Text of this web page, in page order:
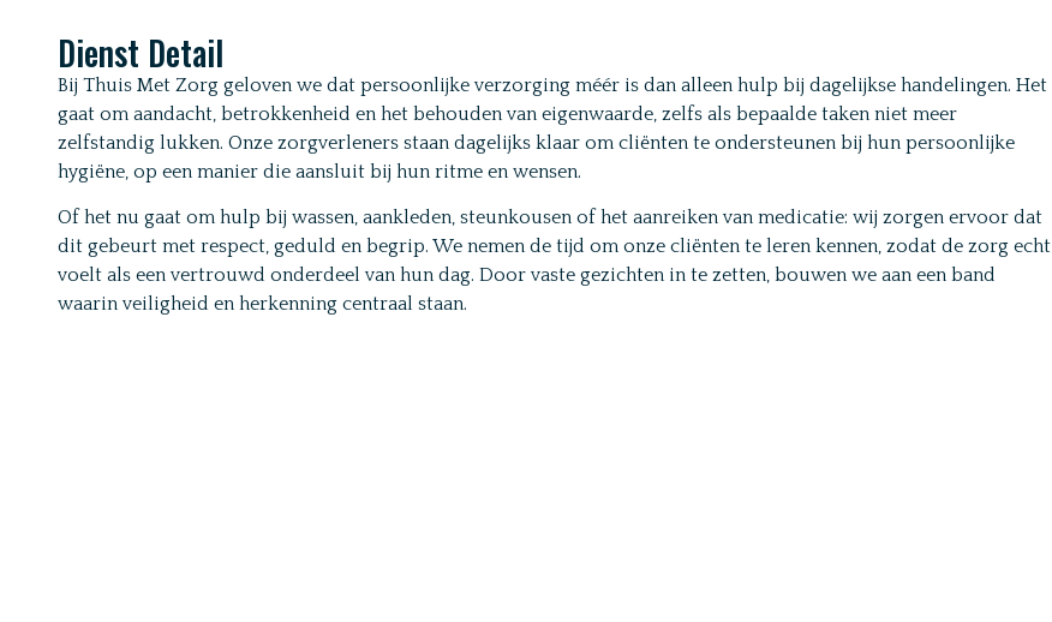
Dienst Detail
Bij Thuis Met Zorg geloven we dat persoonlijke verzorging méér is dan alleen hulp bij dagelijkse handelingen. Het
gaat om aandacht, betrokkenheid en het behouden van eigenwaarde, zelfs als bepaalde taken niet meer
zelfstandig lukken. Onze zorgverleners staan dagelijks klaar om cliënten te ondersteunen bij hun persoonlijke
hygiëne, op een manier die aansluit bij hun ritme en wensen.
Of het nu gaat om hulp bij wassen, aankleden, steunkousen of het aanreiken van medicatie: wij zorgen ervoor dat
dit gebeurt met respect, geduld en begrip. We nemen de tijd om onze cliënten te leren kennen, zodat de zorg echt
voelt als een vertrouwd onderdeel van hun dag. Door vaste gezichten in te zetten, bouwen we aan een band
waarin veiligheid en herkenning centraal staan.